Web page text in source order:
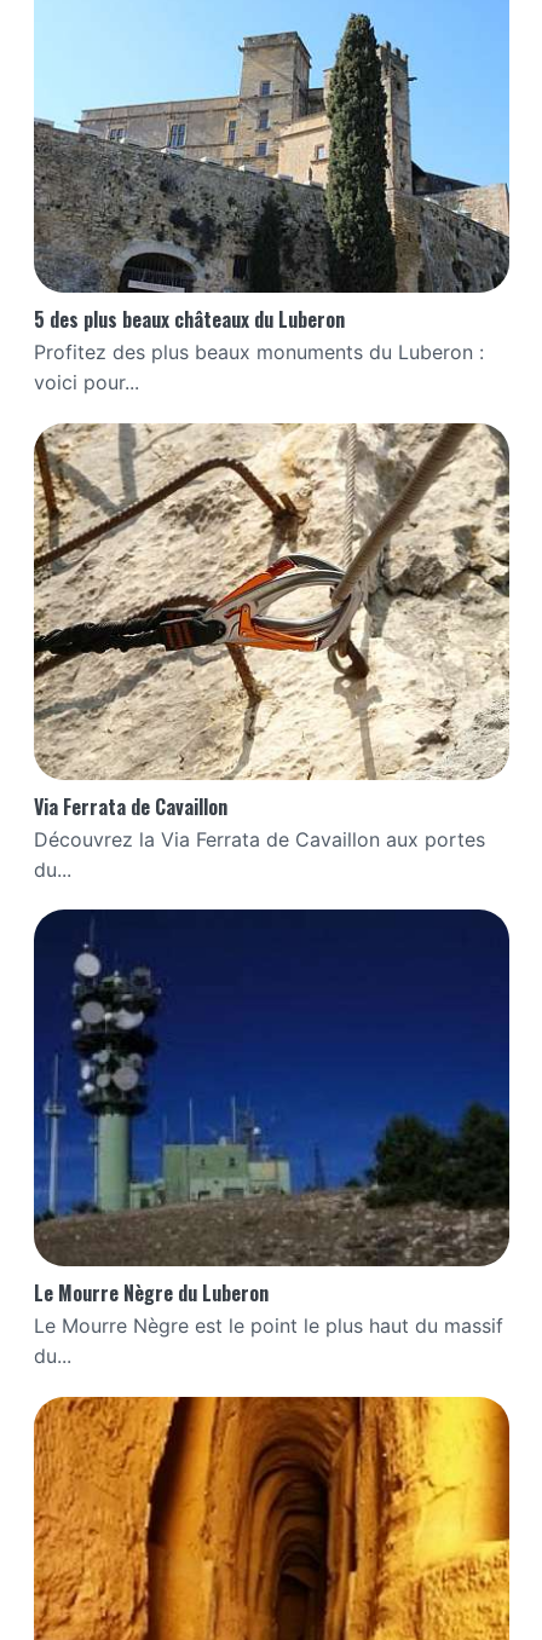
5 des plus beaux châteaux du Luberon
Profitez des plus beaux monuments du Luberon :
voici pour...
Via Ferrata de Cavaillon
Découvrez la Via Ferrata de Cavaillon aux portes
du...
Le Mourre Nègre du Luberon
Le Mourre Nègre est le point le plus haut du massif
du...